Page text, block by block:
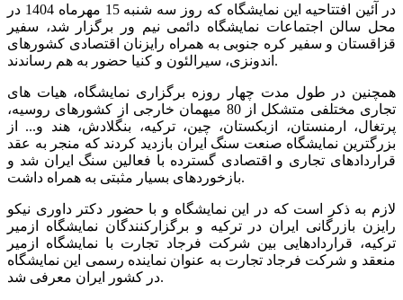
در آئین افتتاحیه این نمایشگاه که روز سه شنبه 15 مهرماه 1404 در
محل سالن اجتماعات نمایشگاه دائمی نیم ور برگزار شد، سفیر
قزاقستان و سفیر کره جنوبی به همراه رایزنان اقتصادی کشورهای
اندونزی، سیرالئون و کنیا حضور به هم رساندند.
همچنین در طول مدت چهار روزه برگزاری نمایشگاه، هیات های
تجاری مختلفی متشکل از 80 میهمان خارجی از کشورهای روسیه،
پرتغال، ارمنستان، ازبکستان، چین، ترکیه، بنگلادش، هند و... از
بزرگترین نمایشگاه صنعت سنگ ایران بازدید کردند که منجر به عقد
قراردادهای تجاری و اقتصادی گسترده با فعالین سنگ ایران شد و
بازخوردهای بسیار مثبتی به همراه داشت.
لازم به ذکر است که در این نمایشگاه و با حضور دکتر داوری نیکو
رایزن بازرگانی ایران در ترکیه و برگزارکنندگان نمایشگاه ازمیر
ترکیه، قراردادهایی بین شرکت فرجاد تجارت با نمایشگاه ازمیر
منعقد و شرکت فرجاد تجارت به عنوان نماینده رسمی این نمایشگاه
در کشور ایران معرفی شد.